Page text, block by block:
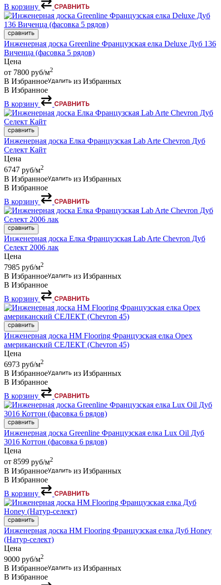
В корзину
Инженерная доска Greenline Французская елка Deluxe Дуб 136
Виченца (фасовка 5 рядов)
Цена
от 7800 руб/м2
В Избранное
из Избранных
В Избранное
В корзину
Инженерная доска Елка Французская Lab Arte Chevron Дуб
Селект Кайт
Цена
6747 руб/м2
В Избранное
из Избранных
В Избранное
В корзину
Инженерная доска Елка Французская Lab Arte Chevron Дуб
Селект 2006 лак
Цена
7985 руб/м2
В Избранное
из Избранных
В Избранное
В корзину
Инженерная доска HM Flooring Французская елка Орех
американский СЕЛЕКТ (Chevron 45)
Цена
6973 руб/м2
В Избранное
из Избранных
В Избранное
В корзину
Инженерная доска Greenline Французская елка Lux Oil Дуб
3016 Коттон (фасовка 6 рядов)
Цена
от 8599 руб/м2
В Избранное
из Избранных
В Избранное
В корзину
Инженерная доска HM Flooring Французская елка Дуб Honey
(Натур-селект)
Цена
9000 руб/м2
В Избранное
из Избранных
В Избранное